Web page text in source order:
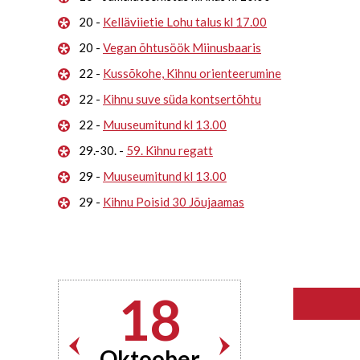
20 - Kelläviietie Lohu talus kl 17.00
20 - Vegan õhtusöök Miinusbaaris
22 - Kussõkohe, Kihnu orienteerumine
22 - Kihnu suve süda kontsertõhtu
22 - Muuseumitund kl 13.00
29.-30. - 59. Kihnu regatt
29 - Muuseumitund kl 13.00
29 - Kihnu Poisid 30 Jõujaamas
18